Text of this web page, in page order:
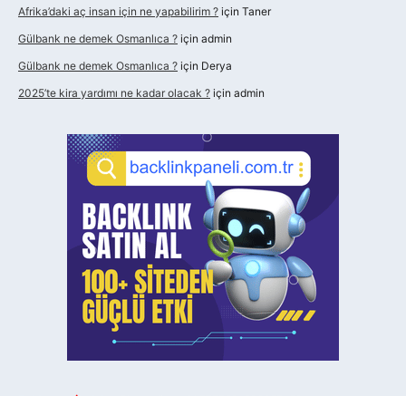
Afrika’daki aç insan için ne yapabilirim ? için Taner
Gülbank ne demek Osmanlıca ? için admin
Gülbank ne demek Osmanlıca ? için Derya
2025’te kira yardımı ne kadar olacak ? için admin